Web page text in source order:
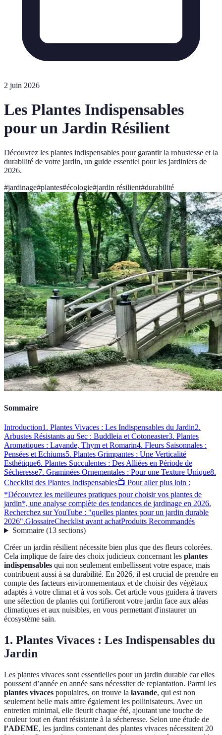
2 juin 2026
Les Plantes Indispensables
pour un Jardin Résilient
Découvrez les plantes indispensables pour garantir la robustesse et la
durabilité de votre jardin, un guide essentiel pour les jardiniers de
2026.
#jardinage#plantes#écologie#jardin résilient#durabilité
Sommaire
Introduction1. Plantes Vivaces : Les Indispensables du Jardin2.
Arbustes Résistants au Sec : Buddleia et Cotoneaster3. Plantes
Aromatiques : Lavande, Thym et Romarin4. Fleurs Saisonnales :
Pensées et Echiums5. Plantes Grimpantes : Une Verticalité
Esthétique6. Plantes Succulentes : Des Alliées en Période de
Sécheresse7. Graminées Ornementales : Pour une Texture Unique8.
Checklist des Plantes Indispensables📺 Pour aller plus loin :
*Découvrez les meilleures pratiques pour choisir vos plantes de
jardin*, une analyse complète des tendances de jardinage en 2026.
Recherchez sur YouTube : "quelles plantes pour un jardin durable
2026".GlossaireChecklist avant achatProduits Recommandés
Sommaire(13 sections)
Créer un jardin résilient nécessite bien plus que des fleurs colorées.
Cela implique de faire des choix judicieux concernant les plantes
indispensables qui non seulement embellissent votre espace, mais
contribuent aussi à sa durabilité. En 2026, il est crucial de prendre en
compte des facteurs environnementaux et de choisir des végétaux
adaptés à votre climat et à vos sols. Cet article vous guidera à travers
une sélection de plantes qui fortifieront votre jardin face aux aléas
climatiques et aux nuisibles, en vous permettant d'instaurer un
écosystème sain.
1. Plantes Vivaces : Les Indispensables du
Jardin
Les plantes vivaces sont essentielles pour un jardin durable car elles
poussent d’année en année sans nécessiter de replantation. Parmi les
plantes vivaces populaires, on trouve la lavande, qui est non
seulement belle mais attire également les pollinisateurs. Avec un
entretien minimal, elle fleurit chaque été, ajoutant une touche de
couleur tout en étant résistante à la sécheresse. Selon une étude de
l’ADEME, les jardins contenant des plantes vivaces nécessitent 20